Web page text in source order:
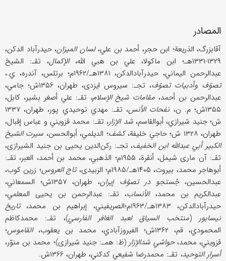
المصادر
آقابزرگ، الذریعة؛ ابن حجر، أحمد بن علي، لسان المیزان، حیدرآباد الدکن،
۱۳۲۹-۱۳۳۱هـ؛ ابن ماکولا، علي بن هبي الله،
الإکمال، تقـ: الشیخ
عبدالرحمن الیماني، حیدرآبادالدکن، ۱۳۸۱هـ/۱۹۶۲م؛ برتلس، آندره، ي.،
تصوّف وأدبیات تصوّف
، تجـ: سیروس ایزدی، طهران، ۱۳۵۶ش؛ جامي،
عبدالرحمن بن أحمد، مقامات شیخ الإسلام، تقـ: علي أصغر بشیر، کابل،
۱۳۵۵ش؛ م. ن،
نفحات الأنس
، تقـ: مهدي توحیدي پور، طهران، ۱۳۳۷
ش؛ جنید شیرازي، أبوالقاسم،شد الإزار، تقـ: محمد قزویني و عباس إقبال،
طهران، ۱۳۲۸ ش؛ حاجي خلیفة،
کشف؛ الدیلمي، أبوالحسن، سیرت الشیخ
الکبیر أبي عبدالله ابن الخفیف، تجـ: رکن‌الدین یحیی بن جنید الشیرازی،
تقـ: آن ماری شیمل، أنقرة، ۱۹۵۵م؛ الذهبي، محمد بن أحمد، العبر، تقـ:
أبوهاجر محمد، بیروت، ۱۴۰۵هـ/۱۹۸۵م؛ الزبیدی،
تاج العروس؛ زرین کوب،
عبدالحسین،جُستجو در تصوّف إیران
، طهران، ۱۳۵۷ش؛ السمعاني،
عبدالکریم بن محمد،الأنساب، تقـ: عبدالرحمن بن یحیی المعلمي،
حیدرآبادالدکن، ۱۳۸۳هـ/۱۹۶۳م؛الصریفیني، إبراهیم بن محمد،
تاریخ
نیسابور(منتخب السیاق لعبد الغافر الفارسي)، تقـ: محمدکاظم
المحمودي، قم، ۱۳۶۲ش؛ الفیروزآبادي، محمد بن یعقوب،
القاموس؛
قزویني، محمد،حواشي شدالإزار (ظ: همـ: جنید شیرازی)؛ محمد بن منوّر،
أسرار التوحید، تقـ: محمدرضا شفیعي کدکني، طهران، ۱۳۶۶ش.